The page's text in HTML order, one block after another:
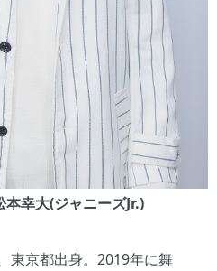
幸大(ジャニーズJr.)
東京都出身。2019年に舞